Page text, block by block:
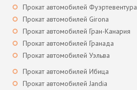
Прокат автомобилей Фуэртевентура
Прокат автомобилей Girona
Прокат автомобилей Гран-Канария
Прокат автомобилей Гранада
Прокат автомобилей Уэльва
Прокат автомобилей Ибица
Прокат автомобилей Jandia